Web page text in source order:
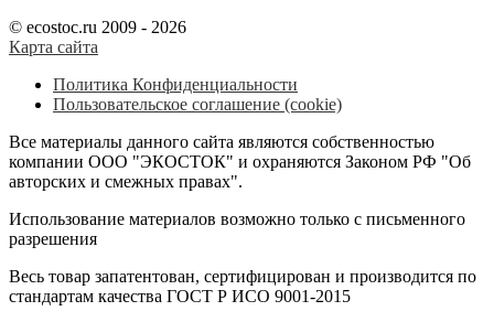
© ecostoc.ru 2009 - 2026
Карта сайта
Политика Конфиденциальности
Пользовательское соглашение (cookie)
Все материалы данного сайта являются собственностью
компании ООО "ЭКОСТОК" и охраняются Законом РФ "Об
авторских и смежных правах".
Использование материалов возможно только с письменного
разрешения
Весь товар запатентован, сертифицирован и производится по
стандартам качества ГОСТ Р ИСО 9001-2015